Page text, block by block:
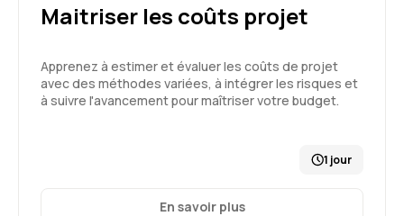
4
Bonne expérience car réception du programme
et didactique.
Formation : Conduire et gérer un projet - niveau 2
Maitriser les coûts projet
Apprenez à estimer et évaluer les coûts de projet
avec des méthodes variées, à intégrer les risques et
à suivre l'avancement pour maîtriser votre budget.
1 jour
En savoir plus